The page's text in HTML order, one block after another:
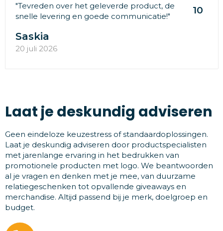
"Tevreden over het geleverde product, de
snelle levering en goede communicatie!"
10
Saskia
20 juli 2026
Laat je deskundig adviseren
Geen eindeloze keuzestress of standaardoplossingen.
Laat je deskundig adviseren door productspecialisten
met jarenlange ervaring in het bedrukken van
promotionele producten met logo. We beantwoorden
al je vragen en denken met je mee, van duurzame
relatiegeschenken tot opvallende giveaways en
merchandise. Altijd passend bij je merk, doelgroep en
budget.